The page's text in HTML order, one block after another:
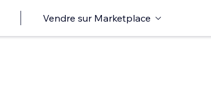
Vendre sur Marketplace